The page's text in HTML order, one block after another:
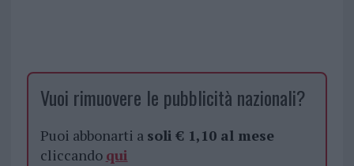
Vuoi rimuovere le pubblicità nazionali?
Puoi abbonarti a soli € 1,10 al mese
cliccando qui